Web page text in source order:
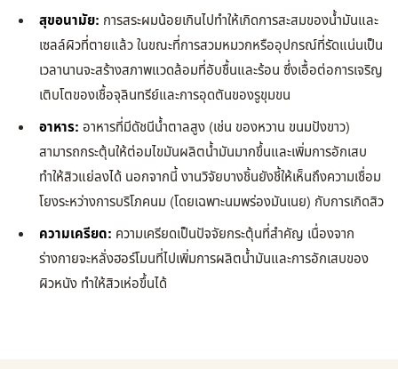
สุขอนามัย: การสระผมน้อยเกินไปทำให้เกิดการสะสมของน้ำมันและ
เซลล์ผิวที่ตายแล้ว ในขณะที่การสวมหมวกหรืออุปกรณ์ที่รัดแน่นเป็น
เวลานานจะสร้างสภาพแวดล้อมที่อับชื้นและร้อน ซึ่งเอื้อต่อการเจริญ
เติบโตของเชื้อจุลินทรีย์และการอุดตันของรูขุมขน
อาหาร: อาหารที่มีดัชนีน้ำตาลสูง (เช่น ของหวาน ขนมปังขาว)
สามารถกระตุ้นให้ต่อมไขมันผลิตน้ำมันมากขึ้นและเพิ่มการอักเสบ
ทำให้สิวแย่ลงได้ นอกจากนี้ งานวิจัยบางชิ้นยังชี้ให้เห็นถึงความเชื่อม
โยงระหว่างการบริโภคนม (โดยเฉพาะนมพร่องมันเนย) กับการเกิดสิว
ความเครียด: ความเครียดเป็นปัจจัยกระตุ้นที่สำคัญ เนื่องจาก
ร่างกายจะหลั่งฮอร์โมนที่ไปเพิ่มการผลิตน้ำมันและการอักเสบของ
ผิวหนัง ทำให้สิวเห่อขึ้นได้